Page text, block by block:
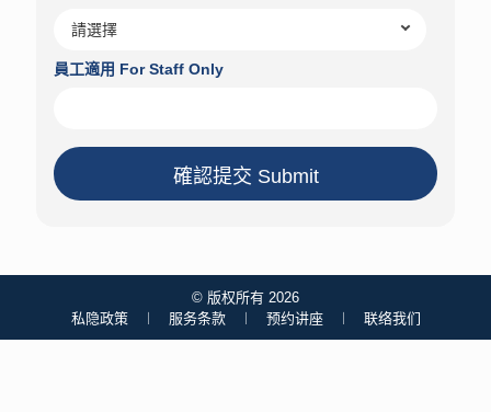
員工適用 For Staff Only
確認提交 Submit
© 版权所有 2026
私隐政策
服务条款 预约讲座 联络我们